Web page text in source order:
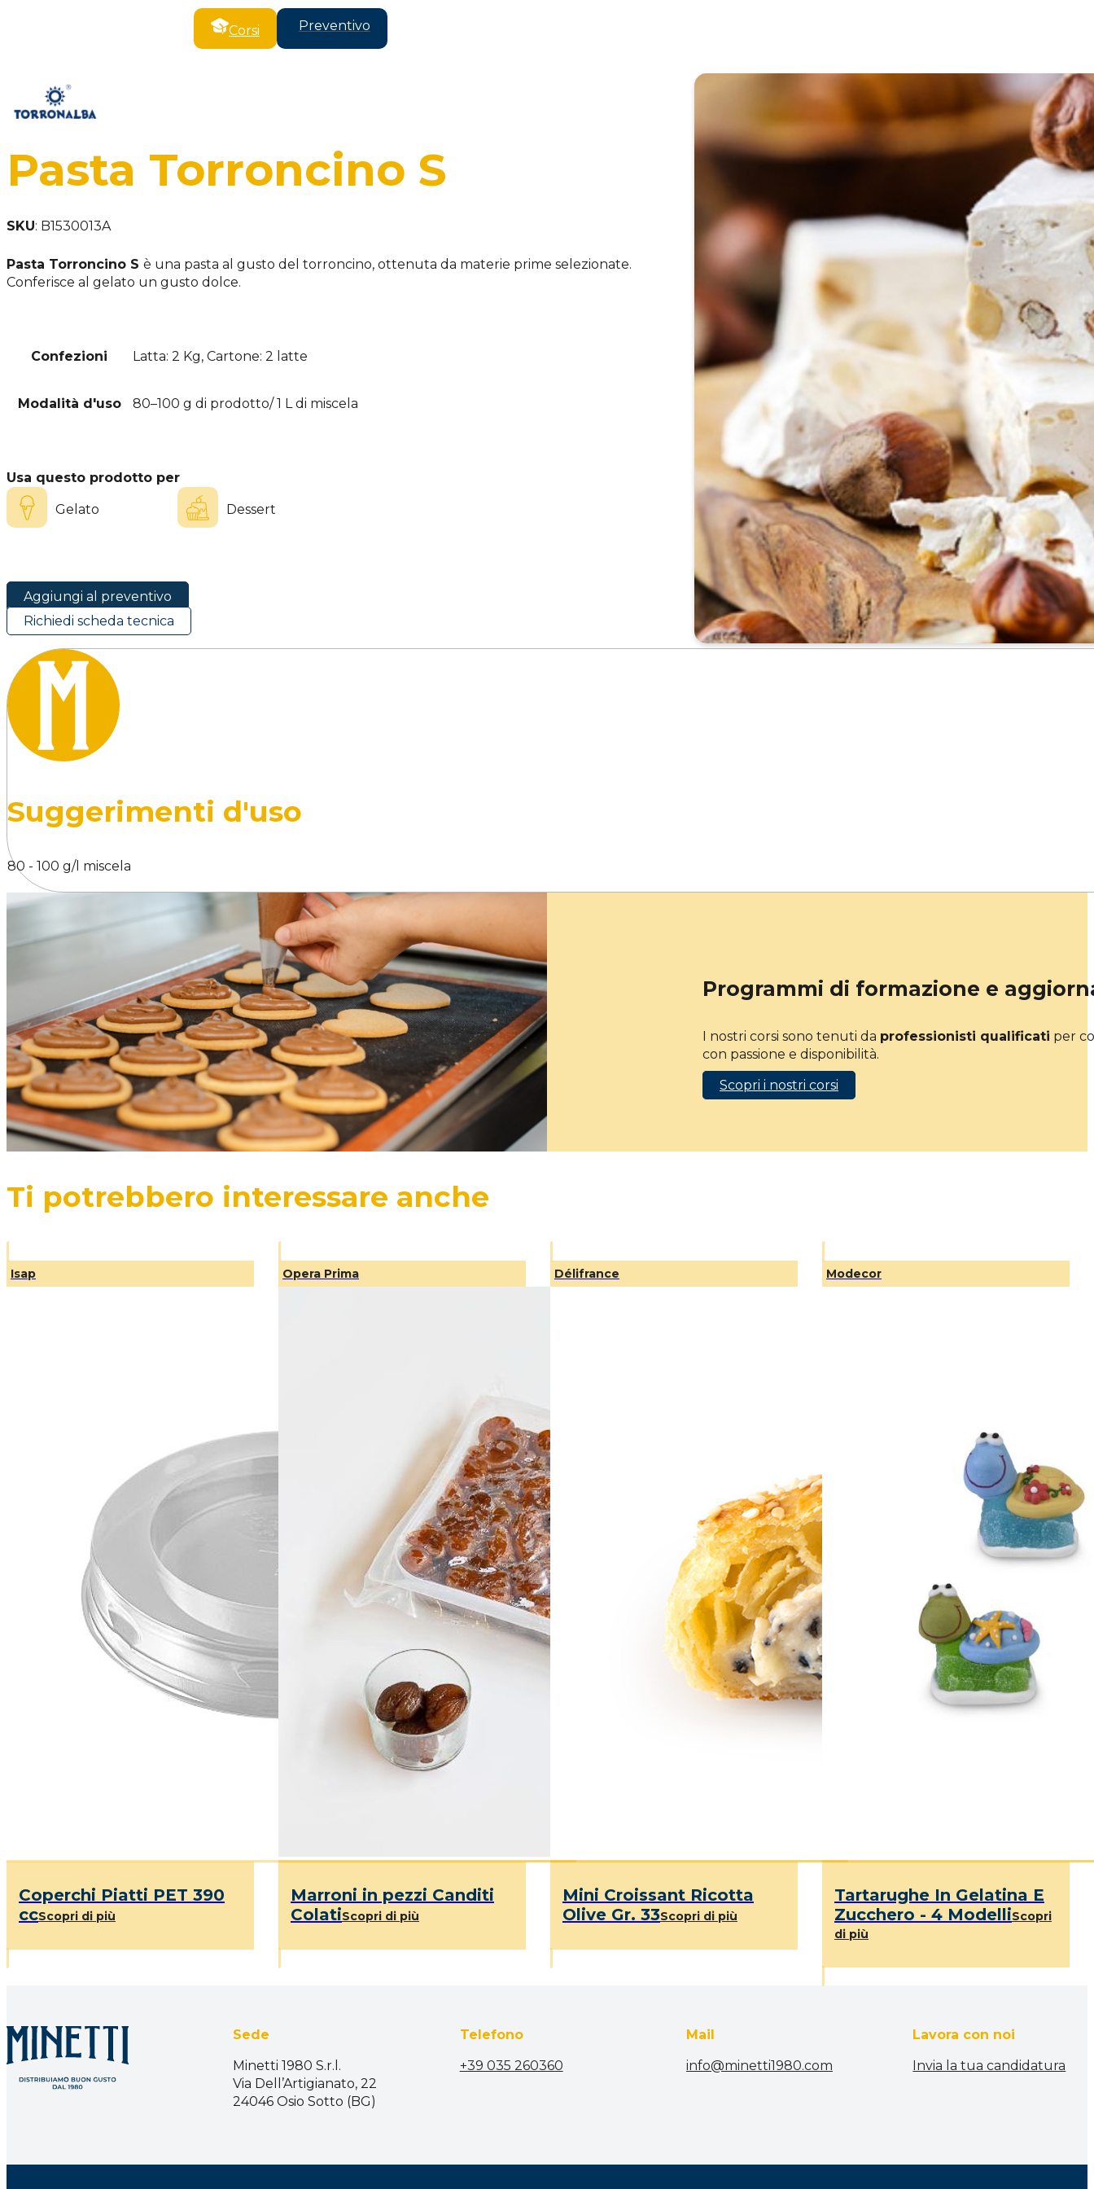
Corsi Preventivo
Pasta Torroncino S
SKU: B1530013A
Pasta Torroncino S è una pasta al gusto del torroncino, ottenuta da materie prime selezionate.
Conferisce al gelato un gusto dolce.
Confezioni Latta: 2 Kg, Cartone: 2 latte
Modalità d'uso 80–100 g di prodotto/ 1 L di miscela
Usa questo prodotto per
Gelato Dessert
Aggiungi al preventivo
Richiedi scheda tecnica
Suggerimenti d'uso
80 - 100 g/l miscela
Programmi di formazione e
I nostri corsi sono tenuti da professionisti qualificati per
con passione e disponibilità.
Scopri i nostri corsi
Ti potrebbero interessare anche
Isap
Coperchi Piatti PET 390
ccScopri di più
Opera Prima
Marroni in pezzi Canditi
ColatiScopri di più
Délifrance
Mini Croissant Ricotta
Olive Gr. 33Scopri di più
Modecor
Tartarughe In Gelatina E
Zucchero - 4 ModelliScopri
di più
Sede
Minetti 1980 S.r.l.
Via Dell’Artigianato, 22
24046 Osio Sotto (BG)
Telefono
+39 035 260360
Mail
info@minetti1980.com
Lavora con noi
Invia la tua candidatura